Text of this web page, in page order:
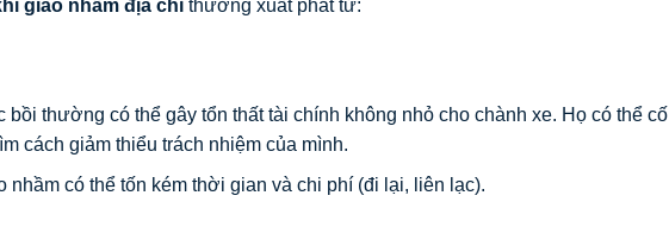
giao nhầm địa chỉ thường xuất phát từ:
bồi thường có thể gây tổn thất tài chính không nhỏ cho chành xe. Họ có thể cố
cách giảm thiểu trách nhiệm của mình.
nhầm có thể tốn kém thời gian và chi phí (đi lại, liên lạc).